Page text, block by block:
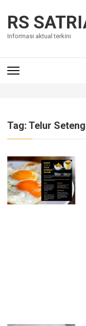
content
(Press
RS
Informasi aktual terkini
Tag: Telur